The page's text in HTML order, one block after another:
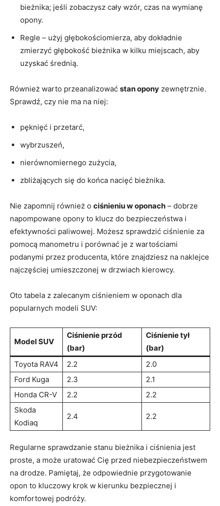
bieżnika; jeśli zobaczysz cały wzór, czas na wymianę
opony.
Regle – użyj głębokościomierza, aby dokładnie
zmierzyć głębokość bieżnika w kilku miejscach, aby
uzyskać średnią.
Również warto przeanalizować stan opony zewnętrznie.
Sprawdź, czy nie ma na niej:
pęknięć i przetarć,
wybrzuszeń,
nierównomiernego zużycia,
zbliżających się do końca nacięć bieżnika.
Nie zapomnij również o ciśnieniu w oponach – dobrze
napompowane opony to klucz do bezpieczeństwa i
efektywności paliwowej. Możesz sprawdzić ciśnienie za
pomocą manometru i porównać je z wartościami
podanymi przez producenta, które znajdziesz na naklejce
najczęściej umieszczonej w drzwiach kierowcy.
Oto tabela z zalecanym ciśnieniem w oponach dla
popularnych modeli SUV:
Model SUV
Ciśnienie przód
(bar)
Ciśnienie tył
(bar)
Toyota RAV4
2.2
2.0
Ford Kuga
2.3
2.1
Honda CR-V
2.2
2.2
Skoda
Kodiaq
2.4 2.2
Regularne sprawdzanie stanu bieżnika i ciśnienia jest
proste, a może uratować Cię przed niebezpieczeństwem
na drodze. Pamiętaj, że odpowiednie przygotowanie
opon to kluczowy krok w kierunku bezpiecznej i
komfortowej podróży.